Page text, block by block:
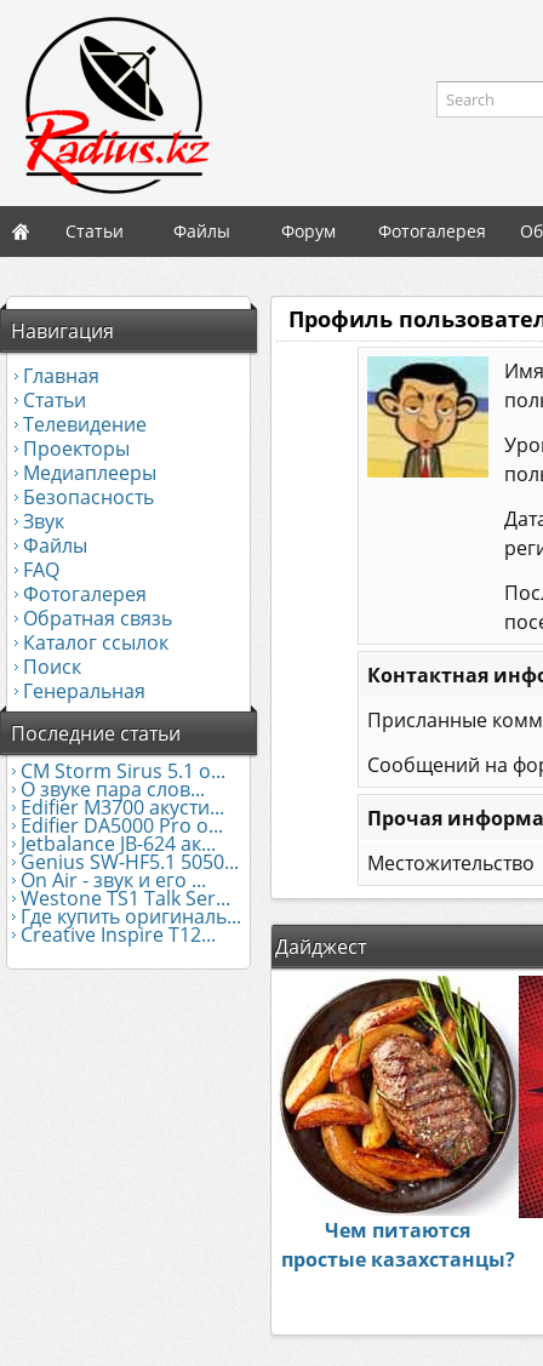
Search
Статьи Файлы Форум Фотогалерея
Навигация
Главная
Статьи
Телевидение
Проекторы
Медиаплееры
Безопасность
Звук
Файлы
FAQ
Фотогалерея
Обратная связь
Каталог ссылок
Поиск
Генеральная
Последние статьи
CM Storm Sirus 5.1 о...
О звуке пара слов...
Edifier М3700 акусти...
Edifier DA5000 Pro о...
Jetbalance JB-624 ак...
Genius SW-HF5.1 5050...
On Air - звук и его ...
Westone TS1 Talk Ser...
Где купить оригиналь...
Creative Inspire T12...
Профиль
Имя
Контактная
Присланные
Сообщений на
Прочая
Местожительство
Дайджест
Чем питаются
простые казахстанцы?